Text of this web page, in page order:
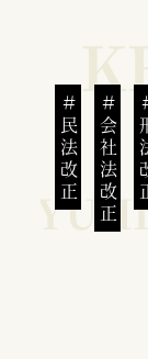
民法改正 会社法改正 刑